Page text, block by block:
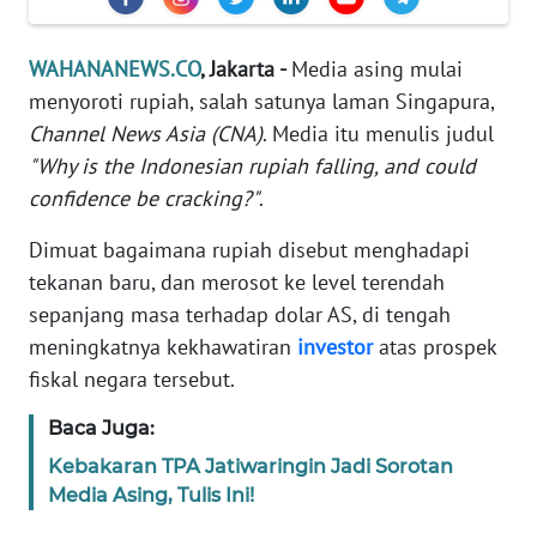
WAHANANEWS.CO, Jakarta -Media asing mulai
menyoroti rupiah, salah satunya laman Singapura,
Channel News Asia (CNA). Media itu menulis judul
"Why is the Indonesian rupiah falling, and could
confidence be cracking?".
Dimuat bagaimana rupiah disebut menghadapi
tekanan baru, dan merosot ke level terendah
sepanjang masa terhadap dolar AS, di tengah
meningkatnya kekhawatiran investoratas prospek
fiskal negara tersebut.
Baca Juga:
Kebakaran TPA Jatiwaringin Jadi Sorotan
Media Asing, Tulis Ini!
EDITORIAL
Informasi
INDEKS
KONTAK
INFO
IKLAN
TENTANG
KAMI